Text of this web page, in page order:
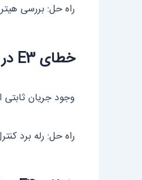
راه حل: بررسی
خطای E3 در لباسشویی آرچلیک
وجود جریان ثابتی
راه حل: رله برد